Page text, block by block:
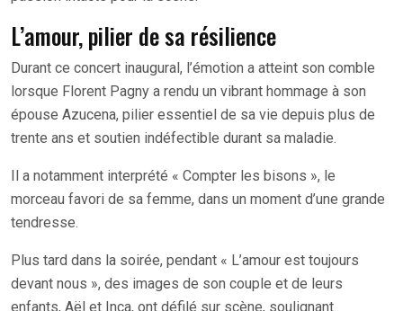
L’amour, pilier de sa résilience
Durant ce concert inaugural, l’émotion a atteint son comble
lorsque Florent Pagny a rendu un vibrant hommage à son
épouse Azucena, pilier essentiel de sa vie depuis plus de
trente ans et soutien indéfectible durant sa maladie.
Il a notamment interprété « Compter les bisons », le
morceau favori de sa femme, dans un moment d’une grande
tendresse.
Plus tard dans la soirée, pendant « L’amour est toujours
devant nous », des images de son couple et de leurs
enfants, Aël et Inca, ont défilé sur scène, soulignant